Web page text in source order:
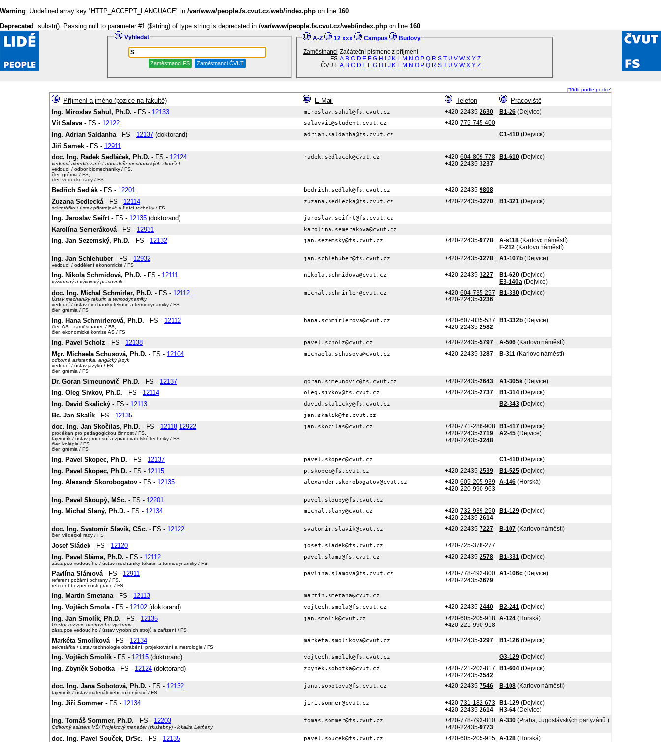
Warning: Undefined array key "HTTP_ACCEPT_LANGUAGE" in /var/www/people.fs.cvut.cz/web/index.php on line 160
Deprecated : substr(): Passing null to parameter #1 ($string) of type string is deprecated in /var/www/people.fs.cvut.cz/web/index.php on line 160
Vyhledat A-Z 12 xxx Campus
Budovy
Zaměstnanci
FS
ČVUT:
Začáteční písmeno z příjmení
A B C D E F G H I J K L M N O P Q R S T U V W X Y Z
A B C D E F G H I J K L M N O P Q R S T U V W X Y Z
[Třídit podle pozice]
Příjmení a jméno (pozice na fakultě) E-Mail Telefon
Pracoviště
Ing. Miroslav Sahul, Ph.D. - FS - 12133 +420-22435-2630 B1-26 (Dejvice)
Vít Salava- FS - 12122 +420-775-745-400
Ing. Adrian Saldanha- FS - 12137 (doktorand) C1-410 (Dejvice)
Jiří Samek - FS - 12911
doc. Ing. Radek Sedláček, Ph.D. - FS - 12124
vedoucí akreditované Laboratoře mechanických zkoušek
vedoucí / odbor biomechaniky / FS,
člen grémia / FS,
člen vědecké rady / FS
+420-604-809-778
+420-22435-3237
B1-610 (Dejvice)
Bedřich Sedlák - FS - 12201 +420-22435-9808
Zuzana Sedlecká- FS - 12114
sekretářka / ústav přístrojové a řídící techniky / FS
+420-22435-3270 B1-321 (Dejvice)
Ing. Jaroslav Seifrt- FS - 12135 (doktorand)
Karolína Semeráková- FS - 12931
Ing. Jan Sezemský, Ph.D. - FS - 12132 +420-22435-9778 A-s118 (Karlovo náměstí)
F-212 (Karlovo náměstí)
Ing. Jan Schlehuber - FS - 12932
vedoucí / oddělení ekonomické / FS
+420-22435-3278 A1-107b (Dejvice)
Ing. Nikola Schmidová, Ph.D. - FS - 12111
výzkumný a vývojový pracovník
+420-22435-3227 B1-620 (Dejvice)
E3-140a (Dejvice)
doc. Ing. Michal Schmirler, Ph.D. - FS - 12112
Ústav mechaniky tekutin a termodynamiky
vedoucí / ústav mechaniky tekutin a termodynamiky / FS,
člen grémia / FS
+420-604-735-257
+420-22435-3236
B1-330 (Dejvice)
Ing. Hana Schmirlerová, Ph.D. - FS - 12112
člen AS - zaměstnanec / FS,
člen ekonomické komise AS / FS
+420-607-835-537
+420-22435-2582
B1-332b (Dejvice)
Ing. Pavel Scholz - FS - 12138 +420-22435-5797 A-506 (Karlovo náměstí)
Mgr. Michaela Schusová, Ph.D. - FS - 12104
odborná asistentka, anglický jazyk
vedoucí / ústav jazyků / FS,
člen grémia / FS
+420-22435-3287 B-311 (Karlovo náměstí)
Dr. Goran Simeunovič, Ph.D. - FS - 12137 +420-22435-2643 A1-305k (Dejvice)
Ing. Oleg Sivkov, Ph.D. - FS - 12114 +420-22435-2737 B1-314 (Dejvice)
Ing. David Skalický - FS - 12113 B2-343 (Dejvice)
Bc. Jan Skalík - FS - 12135
doc. Ing. Jan Skočilas, Ph.D. - FS - 12118 12922
proděkan pro pedagogickou činnost / FS,
tajemník / ústav procesní a zpracovatelské techniky / FS,
člen kolégia / FS,
člen grémia / FS
+420-771-286-908
+420-22435-2719
+420-22435-3248
B1-417 (Dejvice)
A2-45 (Dejvice)
Ing. Pavel Skopec, Ph.D. - FS - 12137 C1-410 (Dejvice)
Ing. Pavel Skopec, Ph.D. - FS - 12115 +420-22435-2539 B1-525 (Dejvice)
Ing. Alexandr Skorobogatov - FS - 12135 +420-605-205-939
+420-220-990-963
A-146 (Horská)
Ing. Pavel Skoupý, MSc. - FS - 12201
Ing. Michal Slaný, Ph.D. - FS - 12134 +420-732-939-250
+420-22435-2614
B1-129 (Dejvice)
doc. Ing. Svatomír Slavík, CSc. - FS - 12122
člen vědecké rady / FS
+420-22435-7227 B-107 (Karlovo náměstí)
Josef Sládek - FS - 12120 +420-725-378-277
Ing. Pavel Sláma, Ph.D. - FS - 12112
zástupce vedoucího / ústav mechaniky tekutin a termodynamiky / FS
+420-22435-2578 B1-331 (Dejvice)
Pavlína Slámová- FS - 12911
referent požární ochrany / FS,
referent bezpečnosti práce / FS
+420-778-492-800
+420-22435-2679
A1-106c (Dejvice)
Ing. Martin Smetana- FS - 12113
Ing. Vojtěch Smola- FS - 12102 (doktorand) +420-22435-2440 B2-241 (Dejvice)
Ing. Jan Smolík, Ph.D. - FS - 12135
Gestor rozvoje oborového výzkumu
zástupce vedoucího / ústav výrobních strojů a zařízení / FS
+420-605-205-918
+420-221-990-918
A-124 (Horská)
Markéta Smolíková- FS - 12134
sekretářka / ústav technologie obrábění, projektování a metrologie / FS
+420-22435-3297 B1-126 (Dejvice)
Ing. Vojtěch Smolík - FS - 12115 (doktorand) G3-129 (Dejvice)
Ing. Zbyněk Sobotka- FS - 12124 (doktorand) +420-721-202-817
+420-22435-2542
B1-604 (Dejvice)
doc. Ing. Jana Sobotová, Ph.D. - FS - 12132
tajemník / ústav materiálového inženýrství / FS
+420-22435-7546 B-108 (Karlovo náměstí)
Ing. Jiří Sommer - FS - 12134 +420-731-182-673
+420-22435-2614
B1-129 (Dejvice)
H3-64 (Dejvice)
Ing. Tomáš Sommer, Ph.D. - FS - 12203
Odborný asistent VŠ/ Projektový manažer (zkušebny) - lokalita Letňany
+420-778-793-810
+420-22435-9773
A-330 (Praha, Jugoslávských partyzánů )
doc. Ing. Pavel Souček, DrSc. - FS - 12135 +420-605-205-915 A-128 (Horská)